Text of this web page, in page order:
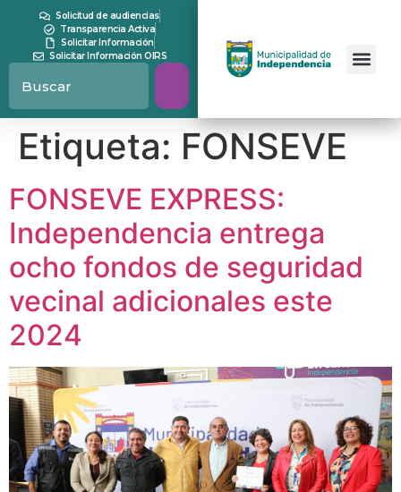
contenidoSolicitud de audiencias
Transparencia Activa
Solicitar Información
Solicitar Información OIRS
Etiqueta: FONSEVE
FONSEVE EXPRESS:
Independencia entrega
ocho fondos de seguridad
vecinal adicionales este
2024